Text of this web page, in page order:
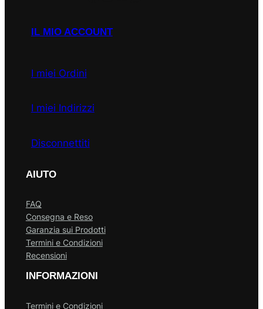
IL MIO ACCOUNT
I miei Ordini
I miei Indirizzi
Disconnettiti
AIUTO
FAQ
Consegna e Reso
Garanzia sui Prodotti
Termini e Condizioni
Recensioni
INFORMAZIONI
Termini e Condizioni